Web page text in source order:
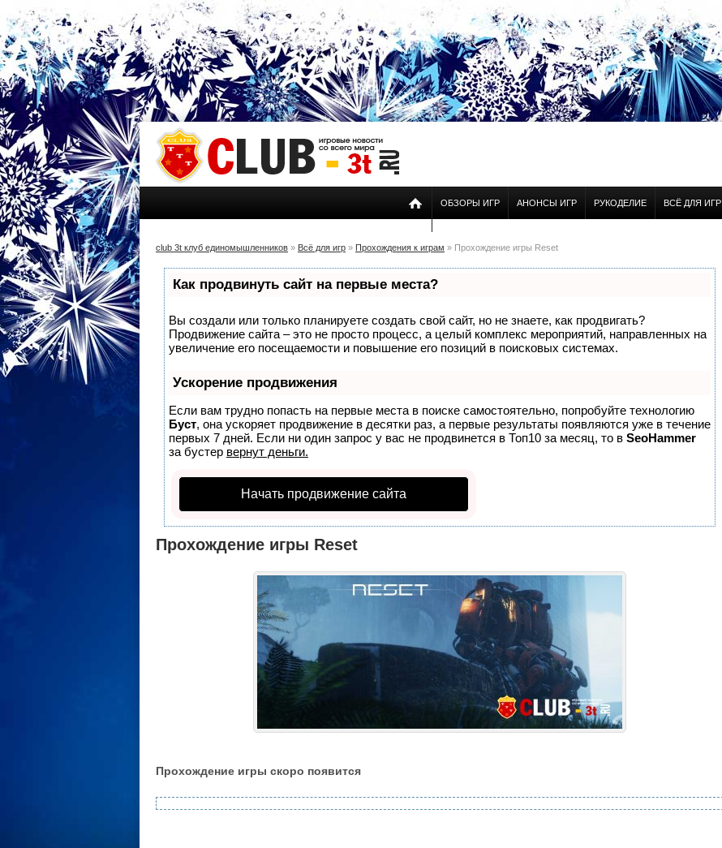
ОБЗОРЫ ИГР АНОНСЫ ИГР РУКОДЕЛИЕ ВСЁ ДЛЯ ИГР
club 3t клуб единомышленников » Всё для игр » Прохождения к играм » Прохождение игры Reset
Как продвинуть сайт на первые места?
Вы создали или только планируете создать свой сайт, но не знаете, как продвигать?
Продвижение сайта – это не просто процесс, а целый комплекс мероприятий, направленных на
увеличение его посещаемости и повышение его позиций в поисковых системах.
Ускорение продвижения
Если вам трудно попасть на первые места в поиске самостоятельно, попробуйте технологию
Буст, она ускоряет продвижение в десятки раз, а первые результаты появляются уже в течение
первых 7 дней. Если ни один запрос у вас не продвинется в Топ10 за месяц, то в SeoHammer
за бустер вернут деньги.
Начать продвижение сайта
Прохождение игры Reset
Прохождение игры скоро появится